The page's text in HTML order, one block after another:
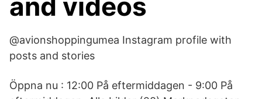
and videos
@avionshoppingumea Instagram profile with
posts and stories
Öppna nu : 12:00 På eftermiddagen - 9:00 På